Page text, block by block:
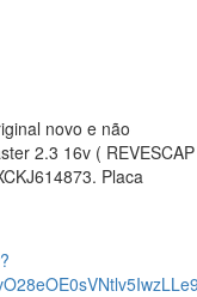
novo e não
2.3 16v ( REVESCAP
Placa